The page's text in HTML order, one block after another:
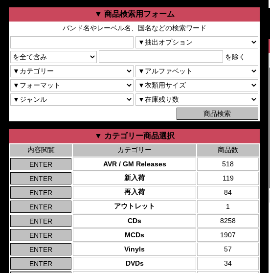
▼ 商品検索用フォーム
バンド名やレーベル名、国名などの検索ワード
を除く
▼ カテゴリー商品選択
内容閲覧 カテゴリー
商品数
AVR / GM Releases
518
新入荷
119
再入荷
84
アウトレット
1
CDs
8258
MCDs
1907
Vinyls
57
DVDs
34